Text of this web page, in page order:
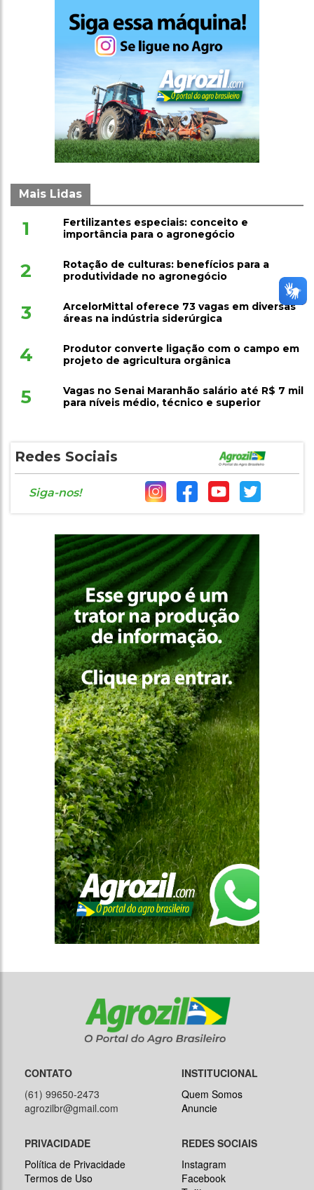
Mais Lidas
1
Fertilizantes especiais: conceito e
importância para o agronegócio
2
Rotação de culturas: benefícios para a
produtividade no agronegócio
3
ArcelorMittal oferece 73 vagas em diversas
áreas na indústria siderúrgica
4
Produtor converte ligação com o campo em
projeto de agricultura orgânica
5
Vagas no Senai Maranhão salário até R$ 7 mil
para níveis médio, técnico e superior
Redes Sociais
Siga-nos!
CONTATO
(61) 99650-2473
agrozilbr@gmail.com
INSTITUCIONAL
Quem Somos
Anuncie
PRIVACIDADE
Política de Privacidade
Termos de Uso
REDES SOCIAIS
Instagram
Facebook